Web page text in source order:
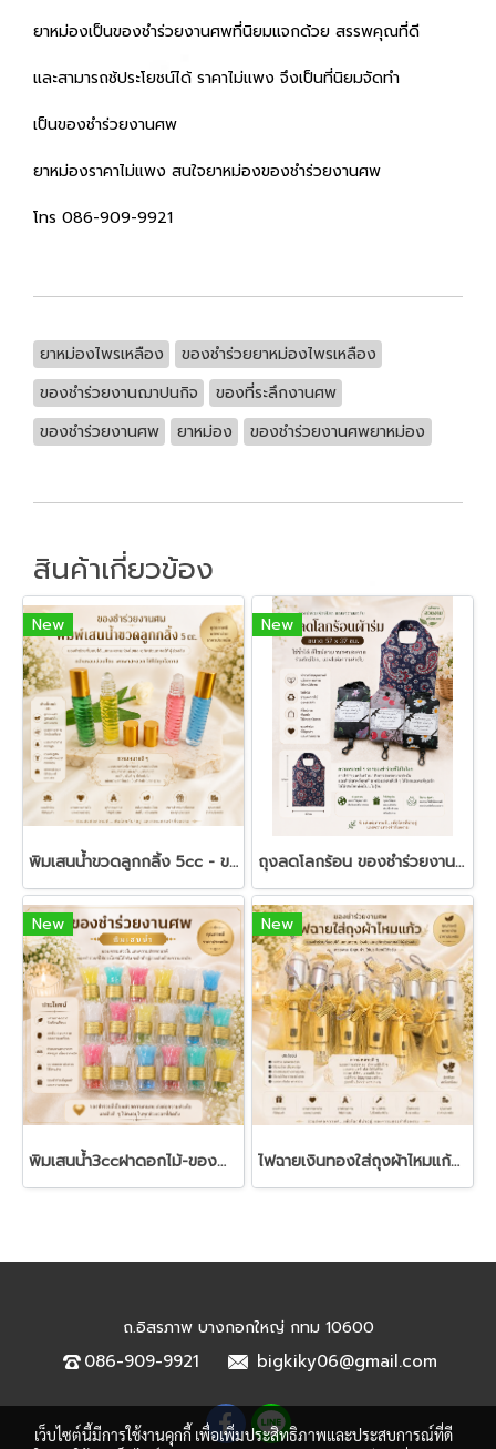
ยาหม่องเป็นของชำร่วยงานศพที่นิยมแจกด้วย สรรพคุณที่ดี
และสามารถช้ประโยชน์ได้ ราคาไม่แพง จึงเป็นที่นิยมจัดทำ
เป็นของชำร่วยงานศพ
ยาหม่องราคาไม่แพง สนใจยาหม่องของชำร่วยงานศพ
โทร 086-909-9921
ยาหม่องไพรเหลือง
ของชำร่วยยาหม่องไพรเหลือง
ของชำร่วยงานฌาปนกิจ
ของที่ระลึกงานศพ
ของชำร่วยงานศพ
ยาหม่อง ของชำร่วยงานศพยาหม่อง
สินค้าเกี่ยวข้อง
New
พิมเสนน้ำขวดลูกกลิ้ง 5cc - ของชำร่วยงานศพ
New
ถุงลดโลกร้อน ของชำร่วยงานศพ | ถุงผ้าพับได้ ของชำร่วยใช้งานได้จริง
New
พิมเสนน้ำ3ccฝาดอกไม้-ของชำร่วยงานศพ
New
ไฟฉายเงินทองใส่ถุงผ้าไหมแก้ว - ของชำร่วยงานฌาปนกิจ
ถ.อิสรภาพ บางกอกใหญ่ กทม 10600
086-909-9921 bigkiky06@gmail.com
เว็บไซต์นี้มีการใช้งานคุกกี้ เพื่อเพิ่มประสิทธิภาพและประสบการณ์ที่ดี